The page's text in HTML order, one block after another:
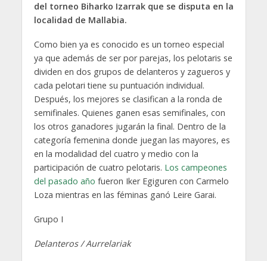
del torneo Biharko Izarrak que se disputa en la
localidad de Mallabia.
Como bien ya es conocido es un torneo especial
ya que además de ser por parejas, los pelotaris se
dividen en dos grupos de delanteros y zagueros y
cada pelotari tiene su puntuación individual.
Después, los mejores se clasifican a la ronda de
semifinales. Quienes ganen esas semifinales, con
los otros ganadores jugarán la final. Dentro de la
categoría femenina donde juegan las mayores, es
en la modalidad del cuatro y medio con la
participación de cuatro pelotaris. Los campeones
del pasado año fueron Iker Egiguren con Carmelo
Loza mientras en las féminas ganó Leire Garai.
Grupo I
Delanteros / Aurrelariak